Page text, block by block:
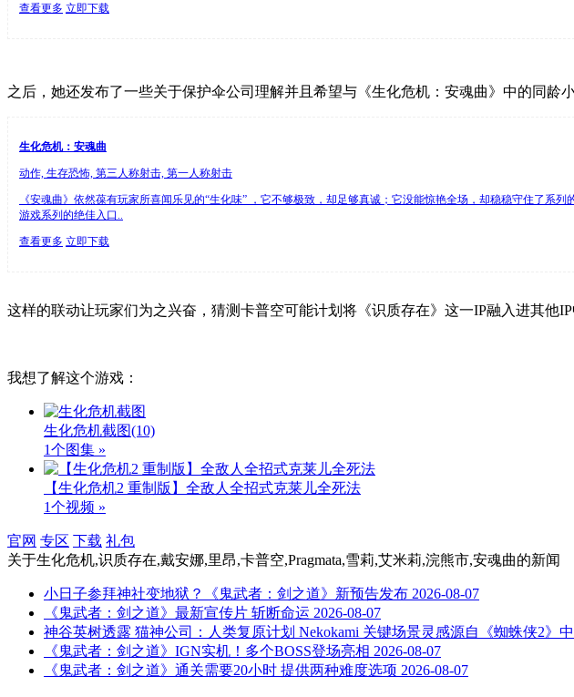
查看更多 立即下载
之后，她还发布了一些关于保护伞公司理解并且希望与《生化危机：安魂曲》中的同龄
生化危机：安魂曲
动作, 生存恐怖, 第三人称射击, 第一人称射击
《安魂曲》依然葆有玩家所喜闻乐见的“生化味” ，它不够极致，却足够真诚；它没能惊艳全场，却稳稳守住了
游戏系列的绝佳入口..
查看更多 立即下载
这样的联动让玩家们为之兴奋，猜测卡普空可能计划将《识质存在》这一IP融入进其他
我想了解这个游戏：
生化危机截图(10)
1个图集 »
【生化危机2 重制版】全敌人全招式克莱儿全死法
1个视频 »
官网 专区 下载 礼包
关于生化危机,识质存在,戴安娜,里昂,卡普空,Pragmata,雪莉,艾米莉,浣熊市,安魂曲的新闻
小日子参拜神社变地狱？《鬼武者：剑之道》新预告发布 2026-08-07
《鬼武者：剑之道》最新宣传片 斩断命运 2026-08-07
神谷英树透露 猫神公司：人类复原计划 Nekokami 关键场景灵感源自《蜘蛛侠2》
《鬼武者：剑之道》IGN实机！多个BOSS登场亮相 2026-08-07
《鬼武者：剑之道》通关需要20小时 提供两种难度选项 2026-08-07